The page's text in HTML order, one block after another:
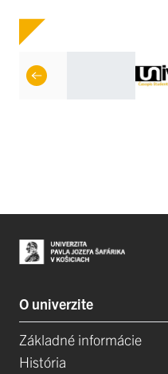
O univerzite
Základné informácie
História